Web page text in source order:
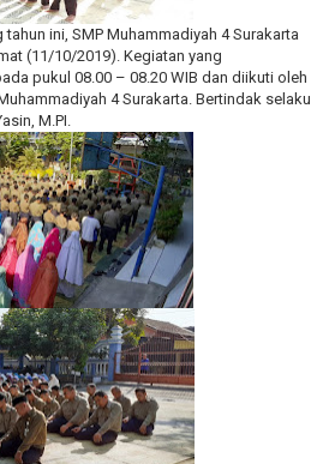
ini, SMP Muhammadiyah 4 Surakarta
(11/10/2019). Kegiatan yang
pukul 08.00 – 08.20 WIB dan diikuti oleh
4 Surakarta. Bertindak selaku
M.PI.